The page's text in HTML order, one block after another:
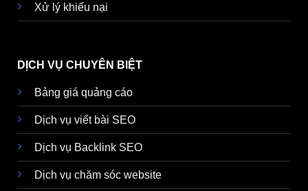
Xử lý khiếu nại
DỊCH VỤ CHUYÊN BIỆT
Bảng giá quảng cáo
Dịch vụ viết bài SEO
Dịch vụ Backlink SEO
Dịch vụ chăm sóc website